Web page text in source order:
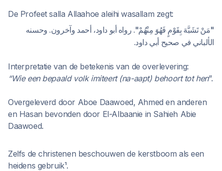
De Profeet salla Allaahoe aleihi wasallam zegt:
"مَنْ تَشَبَّهَ بِقَوْمٍ فَهُوَ مِنْهُمْ". رواه أبو داود، أحمد وآخرون. وحسنه
الألباني في صحيح أبي داود.
Interpretatie van de betekenis van de overlevering:
“Wie een bepaald volk imiteert (na-aapt) behoort tot hen”.
Overgeleverd door Aboe Daawoed, Ahmed en anderen
en Hasan bevonden door El-Albaanie in Sahieh Abie
Daawoed.
Zelfs de christenen beschouwen de kerstboom als een
heidens gebruik¹.